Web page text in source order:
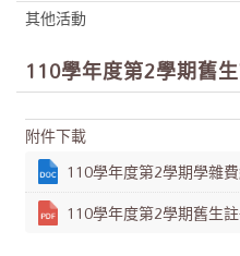
其他活動
110學年度第2學期舊
附件下載
110學年度第2學期學雜
110學年度第2學期舊生